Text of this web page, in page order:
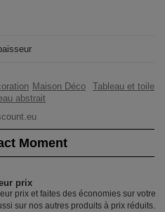
Maison Déco
Tableau et toile
abstrait
Moment
prix
prix et faites des économies sur votre
sur nos autres produits à prix réduits.